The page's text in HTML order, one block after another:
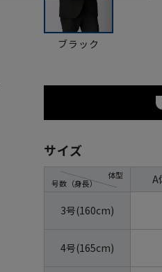
ブラック
サイズ
号数（身長）
体型 A
3号(160cm)
4号(165cm)